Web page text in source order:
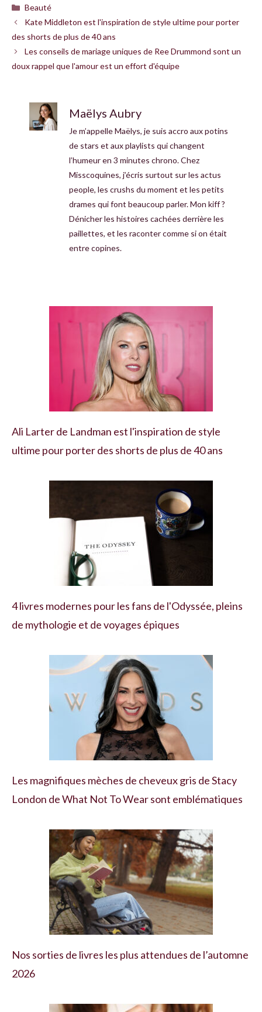
Catégories
Beauté
Kate Middleton est l'inspiration de style ultime pour porter
des shorts de plus de 40 ans
Les conseils de mariage uniques de Ree Drummond sont un
doux rappel que l'amour est un effort d'équipe
Maëlys Aubry
Je m’appelle Maëlys, je suis accro aux potins
de stars et aux playlists qui changent
l’humeur en 3 minutes chrono. Chez
Misscoquines, j’écris surtout sur les actus
people, les crushs du moment et les petits
drames qui font beaucoup parler. Mon kiff ?
Dénicher les histoires cachées derrière les
paillettes, et les raconter comme si on était
entre copines.
Ali Larter de Landman est l'inspiration de style
ultime pour porter des shorts de plus de 40 ans
4 livres modernes pour les fans de l'Odyssée, pleins
de mythologie et de voyages épiques
Les magnifiques mèches de cheveux gris de Stacy
London de What Not To Wear sont emblématiques
Nos sorties de livres les plus attendues de l’automne
2026